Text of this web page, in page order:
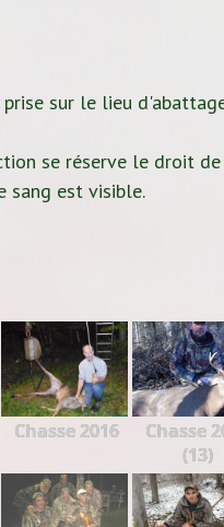
sur le lieu
se réserve le droit
sang est visible.
Chasse 2016
Chasse
(13)